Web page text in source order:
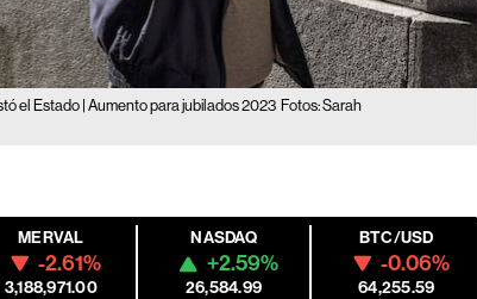
el Estado | Aumento para jubilados 2023 Fotos: Sarah
MERVAL
-2.61%
3,188,971.00
NASDAQ
+2.59%
26,584.99
BTC/USD
-0.06%
64,255.59